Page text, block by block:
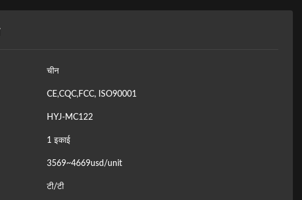
चीन
CE,CQC,FCC, ISO90001
HYJ-MC122
1 इकाई
3569~4669usd/unit
टी/टी